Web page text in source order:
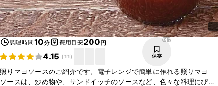
調理時間10分 費用目安200円
4.15 (11)
747
保存
照りマヨソースのご紹介です。電子レンジで簡単に作れる照りマヨ
ソースは、炒め物や、サンドイッチのソースなど、色々な料理にぴっ